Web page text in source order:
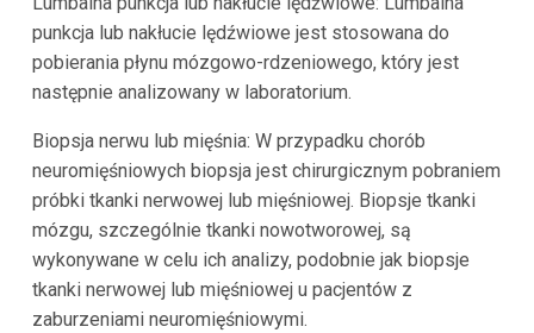
punkcja lub nakłucie lędźwiowe jest stosowana do
pobierania płynu mózgowo-rdzeniowego, który jest
następnie analizowany w laboratorium.
Biopsja nerwu lub mięśnia: W przypadku chorób
neuromięśniowych biopsja jest chirurgicznym pobraniem
próbki tkanki nerwowej lub mięśniowej. Biopsje tkanki
mózgu, szczególnie tkanki nowotworowej, są
wykonywane w celu ich analizy, podobnie jak biopsje
tkanki nerwowej lub mięśniowej u pacjentów z
zaburzeniami neuromięśniowymi.